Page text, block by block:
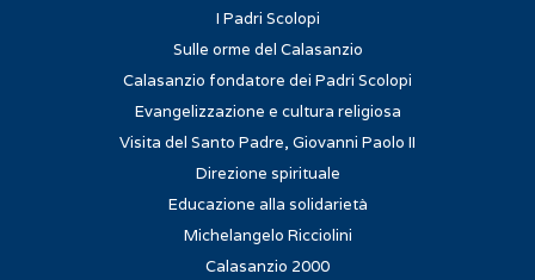
I Padri Scolopi
Sulle orme del Calasanzio
Calasanzio fondatore dei Padri Scolopi
Evangelizzazione e cultura religiosa
Visita del Santo Padre, Giovanni Paolo II
Direzione spirituale
Educazione alla solidarietà
Michelangelo Ricciolini
Calasanzio 2000